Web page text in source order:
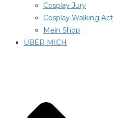
Cosplay Jury
Cosplay Walking Act
Mein Shop
ÜBER MICH